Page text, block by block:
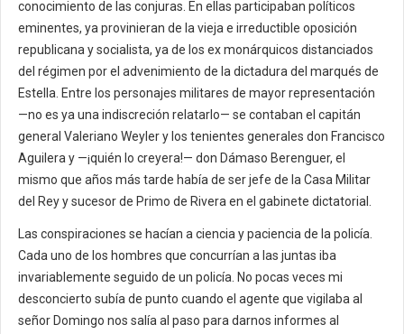
conocimiento de las conjuras. En ellas participaban políticos
eminentes, ya provinieran de la vieja e irreductible oposición
republicana y socialista, ya de los ex monárquicos distanciados
del régimen por el advenimiento de la dictadura del marqués de
Estella. Entre los personajes militares de mayor representación
—no es ya una indiscreción relatarlo— se contaban el capitán
general Valeriano Weyler y los tenientes generales don Francisco
Aguilera y —¡quién lo creyera!— don Dámaso Berenguer, el
mismo que años más tarde había de ser jefe de la Casa Militar
del Rey y sucesor de Primo de Rivera en el gabinete dictatorial.
Las conspiraciones se hacían a ciencia y paciencia de la policía.
Cada uno de los hombres que concurrían a las juntas iba
invariablemente seguido de un policía. No pocas veces mi
desconcierto subía de punto cuando el agente que vigilaba al
señor Domingo nos salía al paso para darnos informes al